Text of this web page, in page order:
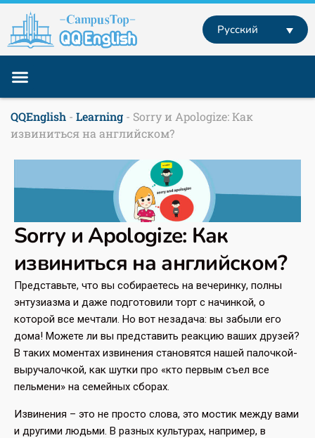
Перейти
содержимому
Русский
QQEnglish - Learning - Sorry и Apologize: Как
извиниться на английском?
Sorry и Apologize: Как
извиниться на английском?
Представьте, что вы собираетесь на вечеринку, полны
энтузиазма и даже подготовили торт с начинкой, о
которой все мечтали. Но вот незадача: вы забыли его
дома! Можете ли вы представить реакцию ваших друзей?
В таких моментах извинения становятся нашей палочкой-
выручалочкой, как шутки про «кто первым съел все
пельмени» на семейных сборах.
Извинения – это не просто слова, это мостик между вами
и другими людьми. В разных культурах, например, в